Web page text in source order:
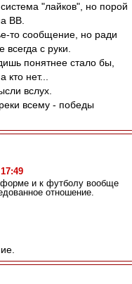
"лайков", но порой
ВВ.
то сообщение, но ради
всегда с руки.
понятнее стало бы,
кто нет...
вслух.
всему - победы
форме и к футболу вообще
отношение.